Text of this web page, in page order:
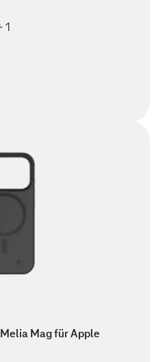
1
Mag für Apple